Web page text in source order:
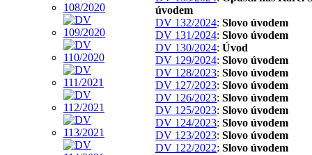
úvodem
DV 132/2024: Slovo úvodem
DV 131/2024: Slovo úvodem
DV 130/2024: Úvod
DV 129/2024: Slovo úvodem
DV 128/2023: Slovo úvodem
DV 127/2023: Slovo úvodem
DV 126/2023: Slovo úvodem
DV 125/2023: Slovo úvodem
DV 124/2023: Slovo úvodem
DV 123/2023: Slovo úvodem
DV 122/2022: Slovo úvodem